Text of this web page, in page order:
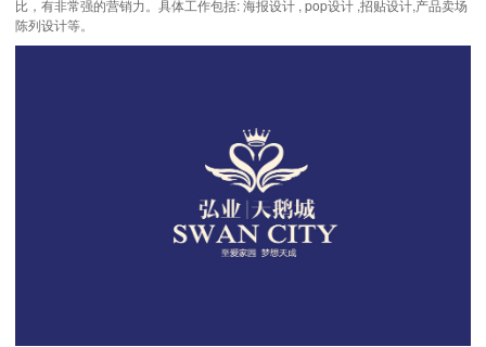
比，有非常强的营销力。具体工作包括: 海报设计 , pop设计 ,招贴设计,产品卖场
陈列设计等。